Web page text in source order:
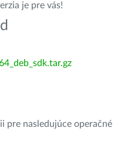
je pre vás!
pre nasledujúce operačné